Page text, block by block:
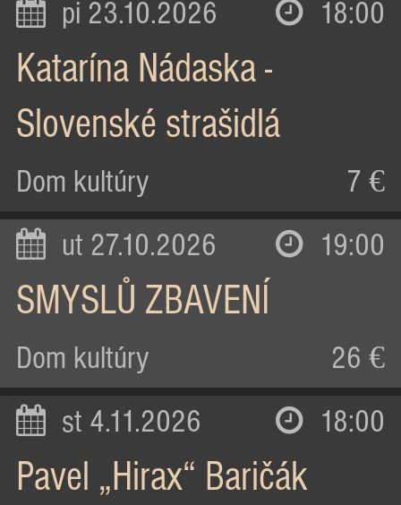
pi 23.10.2026 18:00
Katarína Nádaska -
Slovenské strašidlá
Dom kultúry 7 €
ut 27.10.2026 19:00
SMYSLŮ ZBAVENÍ
Dom kultúry 26 €
st 4.11.2026 18:00
Pavel „Hirax“ Baričák